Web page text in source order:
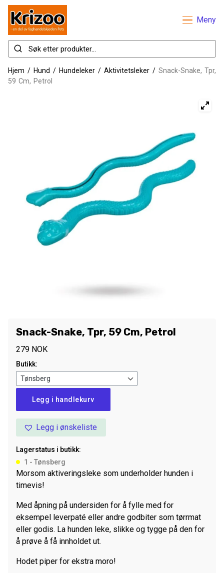
Meny
Hjem / Hund / Hundeleker / Aktivitetsleker / Snack-Snake, Tpr,
59 Cm, Petrol
Snack-Snake, Tpr, 59 Cm, Petrol
279 NOK
Butikk:
Snake,
Tpr,
Petrol
antall
Legg i handlekurv
Legg i ønskeliste
Lagerstatus i butikk:
1 - Tønsberg
Morsom aktiveringsleke som underholder hunden i
timevis!
Med åpning på undersiden for å fylle med for
eksempel leverpaté eller andre godbiter som tørrmat
eller godis. La hunden leke, slikke og tygge på den for
å prøve å få innholdet ut.
Hodet piper for ekstra moro!